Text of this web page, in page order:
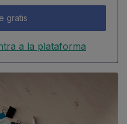
gratis
a la plataforma